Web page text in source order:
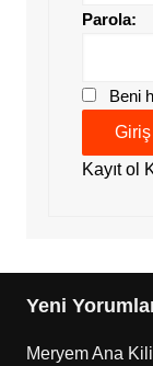
Parola:
Beni
Kayıt ol
Yeni
Meryem Ana